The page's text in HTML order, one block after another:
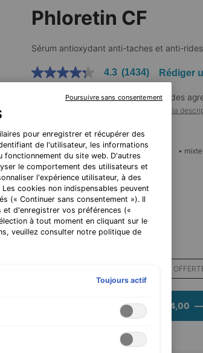
Phloretin CF
Sérum antioxydant anti-taches et anti-rides
4.3
la
note
moyenne.
Read
1434
Reviews.
Lien
sur
la
même
page.
4.3 (1434) Rédiger
Quotidiennement, votre peau subit des
Lire la
POUR PEAUX:
• Normales
• grasses •
• avec des taches
CHF 184,00
Prix à l’unité (CHF 613,33 / 100 ml)
One size only
30 ml
Bonne nouvelle ! Profitez d'une livraison
CHF 184,00 ―
pour enregistrer et récupérer des
de l'utilisateur, les informations
fonctionnement du site web. D'autres
le comportement des utilisateurs et
l'expérience utilisateur, à des
cookies non indispensables peuvent
(« Continuer sans consentement »). Il
et d'enregistrer vos préférences («
à tout moment en cliquant sur le
veuillez consulter notre politique de
Toujours actif
Poursuivre sans consentement